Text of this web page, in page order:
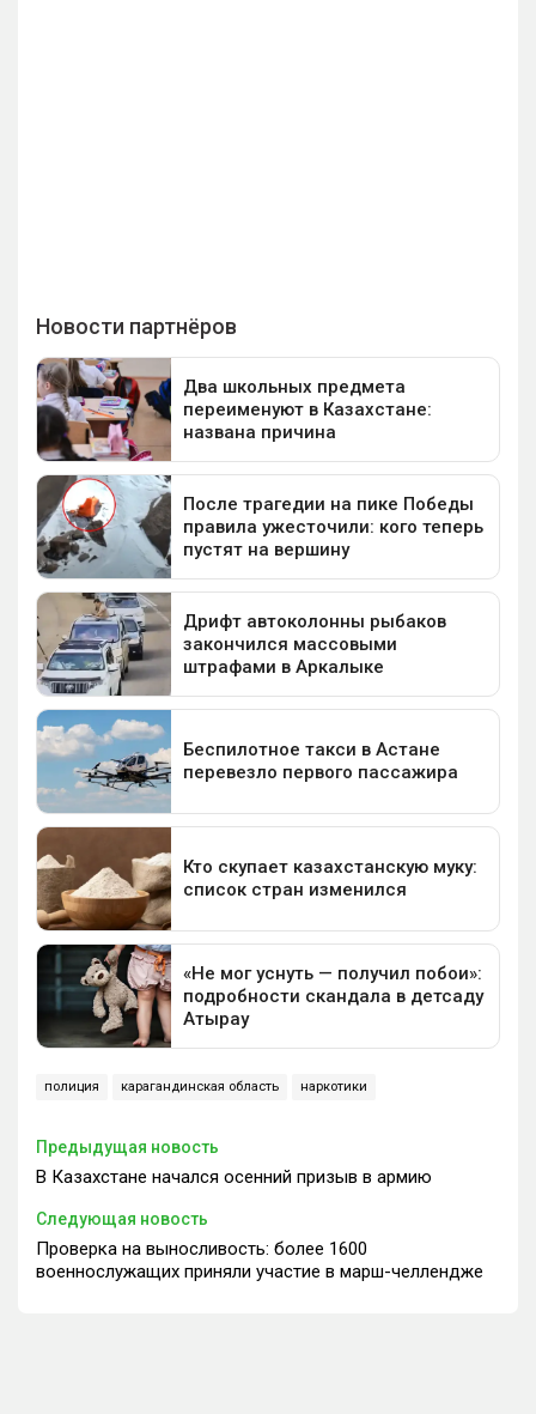
полиция карагандинская область наркотики
Предыдущая новость
В Казахстане начался осенний призыв в армию
Следующая новость
Проверка на выносливость: более 1600
военнослужащих приняли участие в марш-челлендже